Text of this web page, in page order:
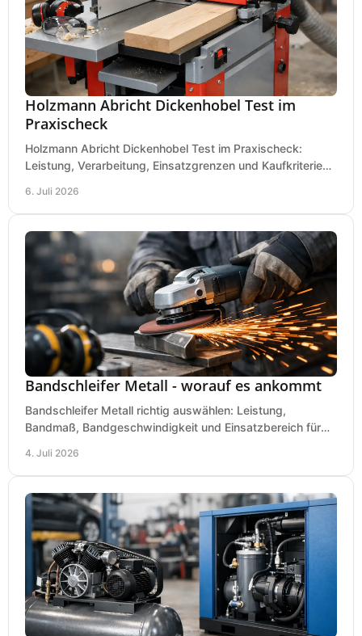
Holzmann Abricht Dickenhobel Test im
Praxischeck
Holzmann Abricht Dickenhobel Test im Praxischeck:
Leistung, Verarbeitung, Einsatzgrenzen und Kaufkriterien
6. Juli 2026
Bandschleifer Metall - worauf es ankommt
Bandschleifer Metall richtig auswählen: Leistung,
Bandmaß, Bandgeschwindigkeit und Einsatzbereich für
4. Juli 2026